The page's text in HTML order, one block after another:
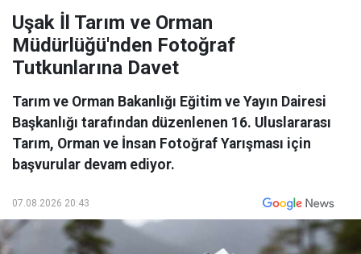
Uşak İl Tarım ve Orman
Müdürlüğü'nden Fotoğraf
Tutkunlarına Davet
Tarım ve Orman Bakanlığı Eğitim ve Yayın Dairesi
Başkanlığı tarafından düzenlenen 16. Uluslararası
Tarım, Orman ve İnsan Fotoğraf Yarışması için
başvurular devam ediyor.
07.08.2026 20:43